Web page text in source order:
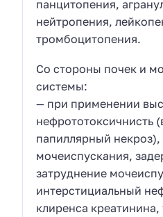
панцитопения,
нейтропения,
тромбоцитопения.
Со стороны почек и
системы:
— при применении
нефрототоксичнисть
папиллярный
мочеиспускания,
затруднение
интерстициальный
клиренса креатинина,